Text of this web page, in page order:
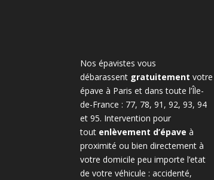
Nos épavistes vous
débarassent gratuitement votre
épave à Paris et dans toute l’Île-
de-France : 77, 78, 91, 92, 93, 94
et 95. Intervention pour
tout enlèvement d’épave à
proximité ou bien directement à
votre domicile peu importe l’etat
de votre véhicule : accidenté,